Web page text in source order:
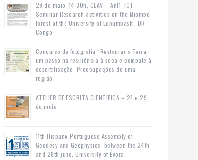
29 de maio, 14:30h, CLAV – Anf1: ICT
Seminar Research activities on the Miombo
forest at the University of Lubumbashi, DR
Congo
Concurso de fotografia “Restaurar a Terra,
um passo na resiliência à seca e combate à
desertificação: Preocupações de uma
região
ATELIER DE ESCRITA CIENTÍFICA – 28 e 29
de maio
11th Hispano-Portuguese Assembly of
Geodesy and Geophysics: between the 24th
and 28th june, University of Évora